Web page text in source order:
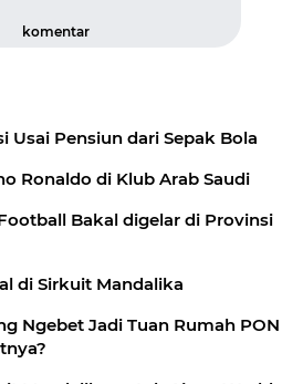
komentar
Usai Pensiun dari Sepak Bola
Ronaldo di Klub Arab Saudi
Bakal digelar di Provinsi
di Sirkuit Mandalika
Ngebet Jadi Tuan Rumah PON